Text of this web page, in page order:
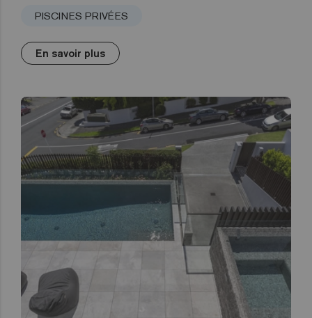
PISCINES PRIVÉES
En savoir plus